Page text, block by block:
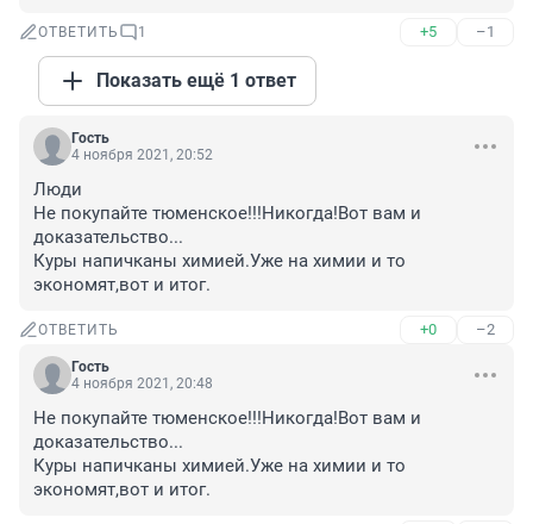
ОТВЕТИТЬ 1 +5 –1
Показать ещё 1 ответ
Гость
4 ноября 2021, 20:52
Люди
Не покупайте тюменское!!!Никогда!Вот вам и
доказательство...
Куры напичканы химией.Уже на химии и то
экономят,вот и итог.
ОТВЕТИТЬ +0 –2
Гость
4 ноября 2021, 20:48
Не покупайте тюменское!!!Никогда!Вот вам и
доказательство...
Куры напичканы химией.Уже на химии и то
экономят,вот и итог.